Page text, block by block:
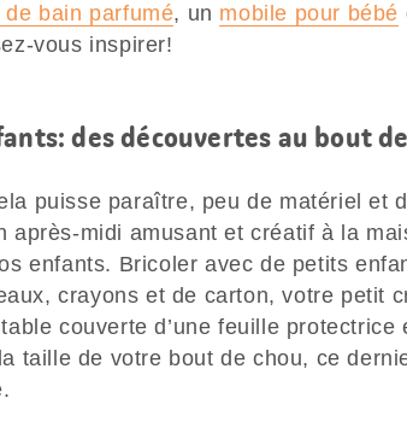
de bain parfumé, un mobile pour bébé
vous inspirer!
des découvertes au bout
puisse paraître, peu de matériel et
après-midi amusant et créatif à la
enfants. Bricoler avec de petits
crayons et de carton, votre petit
couverte d’une feuille protectrice
taille de votre bout de chou, ce